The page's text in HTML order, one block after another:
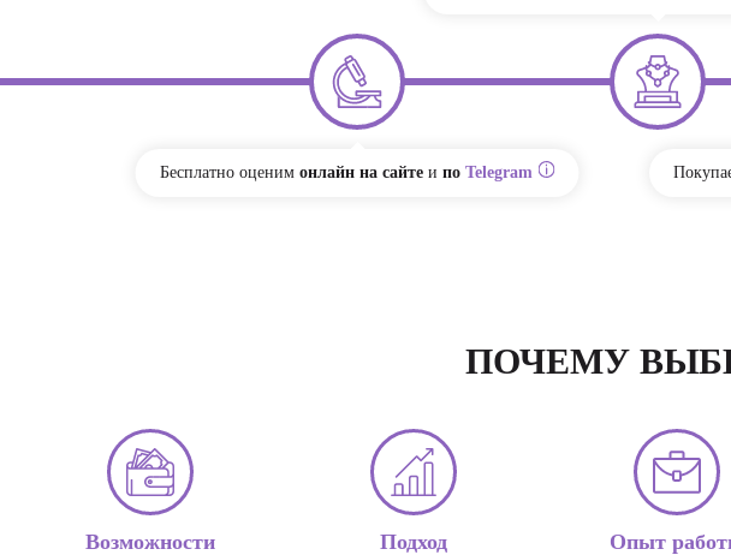
Бесплатно оценим онлайн на сайтеи по Telegram
ПОЧЕМУ
Возможности Подход Опыт